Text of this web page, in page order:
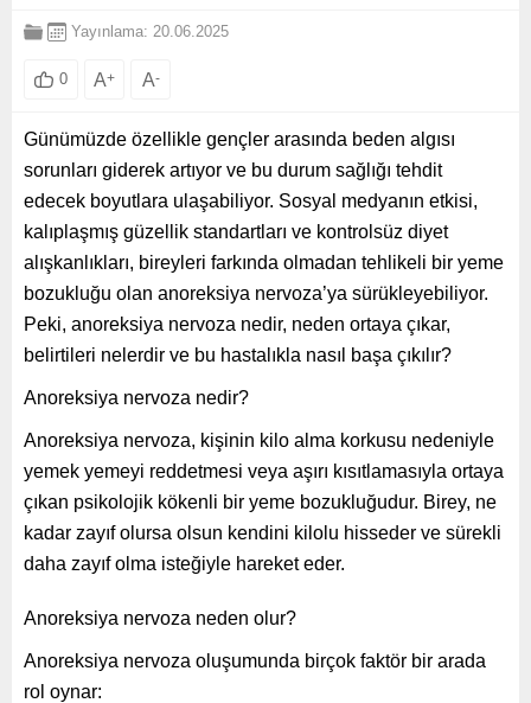
Yayınlama: 20.06.2025
0 A+ A-
Günümüzde özellikle gençler arasında beden algısı
sorunları giderek artıyor ve bu durum sağlığı tehdit
edecek boyutlara ulaşabiliyor. Sosyal medyanın etkisi,
kalıplaşmış güzellik standartları ve kontrolsüz diyet
alışkanlıkları, bireyleri farkında olmadan tehlikeli bir yeme
bozukluğu olan anoreksiya nervoza’ya sürükleyebiliyor.
Peki, anoreksiya nervoza nedir, neden ortaya çıkar,
belirtileri nelerdir ve bu hastalıkla nasıl başa çıkılır?
Anoreksiya nervoza nedir?
Anoreksiya nervoza, kişinin kilo alma korkusu nedeniyle
yemek yemeyi reddetmesi veya aşırı kısıtlamasıyla ortaya
çıkan psikolojik kökenli bir yeme bozukluğudur. Birey, ne
kadar zayıf olursa olsun kendini kilolu hisseder ve sürekli
daha zayıf olma isteğiyle hareket eder.
Anoreksiya nervoza neden olur?
Anoreksiya nervoza oluşumunda birçok faktör bir arada
rol oynar: